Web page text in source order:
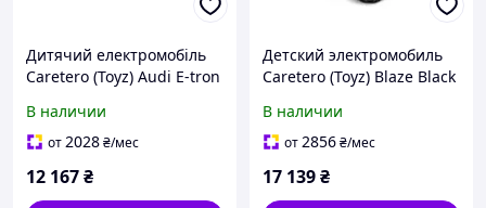
Дитячий електромобіль
Caretero (Toyz) Audi E-tron
В наличии
от2028₴/мес
12 167₴
Детский электромобиль
Caretero (Toyz) Blaze Black
В наличии
от2856₴/мес
17 139₴